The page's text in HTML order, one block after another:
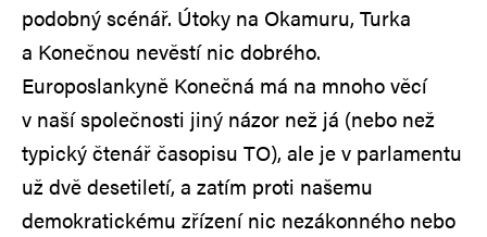
podobný scénář. Útoky na Okamuru, Turka
a Konečnou nevěstí nic dobrého.
Europoslankyně Konečná má na mnoho věcí
v naší společnosti jiný názor než já (nebo než
typický čtenář časopisu TO), ale je v parlamentu
už dvě desetiletí, a zatím proti našemu
demokratickému zřízení nic nezákonného nebo